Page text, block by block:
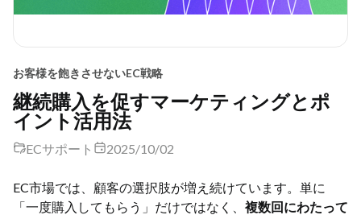
お客様を飽きさせないEC戦略
継続購入を促すマーケティングとポ
イント活用法
ECサポート 2025/10/02
EC市場では、顧客の選択肢が増え続けています。単に
「一度購入してもらう」だけではなく、 複数回にわたって